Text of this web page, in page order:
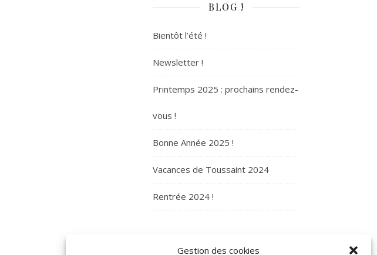
Gestion des cookies
BLOG !
Bientôt l’été !
Newsletter !
Printemps 2025 : prochains rendez-
vous !
Bonne Année 2025 !
Vacances de Toussaint 2024
Rentrée 2024 !